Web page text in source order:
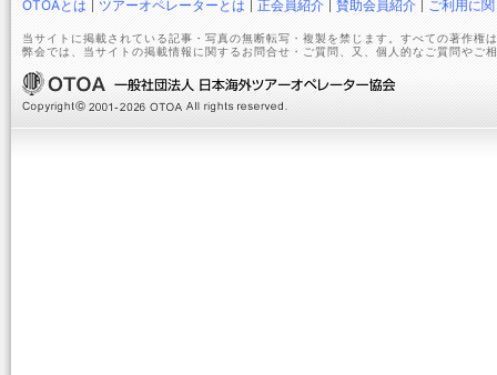
OTOAとは ツアーオペレーターとは 正会員紹介 賛助会員紹介 ご利用に
当サイトに掲載されている記事・写真の無断転写・複製を禁じます。すべての著作権
弊会では、当サイトの掲載情報に関するお問合せ・ご質問、又、個人的なご質問やご